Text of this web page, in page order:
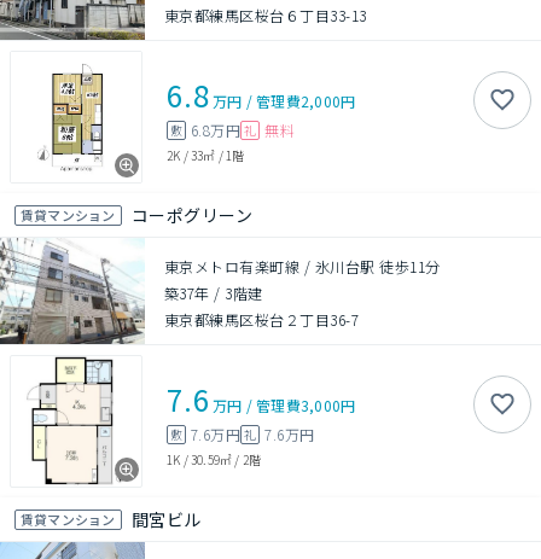
東京都練馬区桜台６丁目33-13
6.8万円 /管理費2,000円
敷 6.8万円 礼 無料
2K /33㎡ / 1階
賃貸マンション コーポグリーン
東京メトロ有楽町線 / 氷川台駅 徒歩11分
築37年 / 3階建
東京都練馬区桜台２丁目36-7
7.6 万円 /管理費3,000円
敷 7.6万円礼 7.6万円
1K /30.59㎡ / 2階
賃貸マンション 間宮ビル